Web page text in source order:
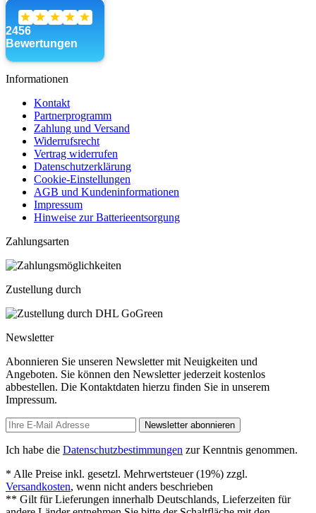
Informationen
Kontakt
Partnerprogramm
Zahlung und Versand
Widerrufsrecht
Vertrag widerrufen
Datenschutzerklärung
Cookie-Einstellungen
AGB und Kundeninformationen
Impressum
Hinweise zur Batterieentsorgung
Zahlungsarten
Zustellung durch
Newsletter
Abonnieren Sie unseren Newsletter mit Neuigkeiten und
Angeboten. Sie können den Newsletter jederzeit kostenlos
abbestellen. Die Kontaktdaten hierzu finden Sie in unserem
Impressum.
Newsletter abonnieren
Ich habe die Datenschutzbestimmungen zur Kenntnis genommen.
* Alle Preise inkl. gesetzl. Mehrwertsteuer (19%) zzgl.
Versandkosten, wenn nicht anders beschrieben
** Gilt für Lieferungen innerhalb Deutschlands, Lieferzeiten für